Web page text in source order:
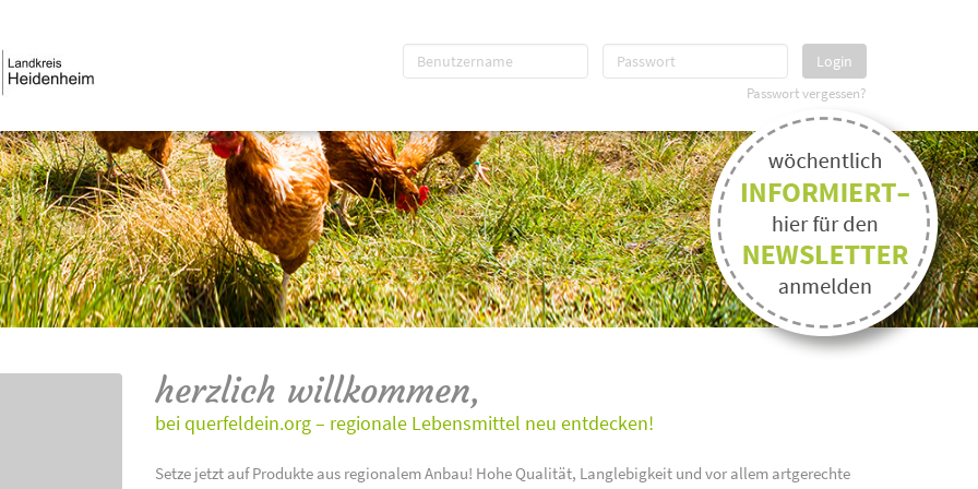
Login
Passwort vergessen?
herzlich willkommen,
bei querfeldein.org – regionale Lebensmittel neu entdecken!
Setze jetzt auf Produkte aus regionalem Anbau! Hohe Qualität, Langlebigkeit und vor allem artgerechte